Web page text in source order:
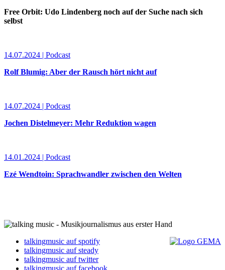
Free Orbit: Udo Lindenberg noch auf der Suche nach sich
selbst
14.07.2024 | Podcast
Rolf Blumig: Aber der Rausch hört nicht auf
14.07.2024 | Podcast
Jochen Distelmeyer: Mehr Reduktion wagen
14.01.2024 | Podcast
Ezé Wendtoin: Sprachwandler zwischen den Welten
talkingmusic auf spotify
talkingmusic auf steady
talkingmusic auf twitter
talkingmusic auf facebook